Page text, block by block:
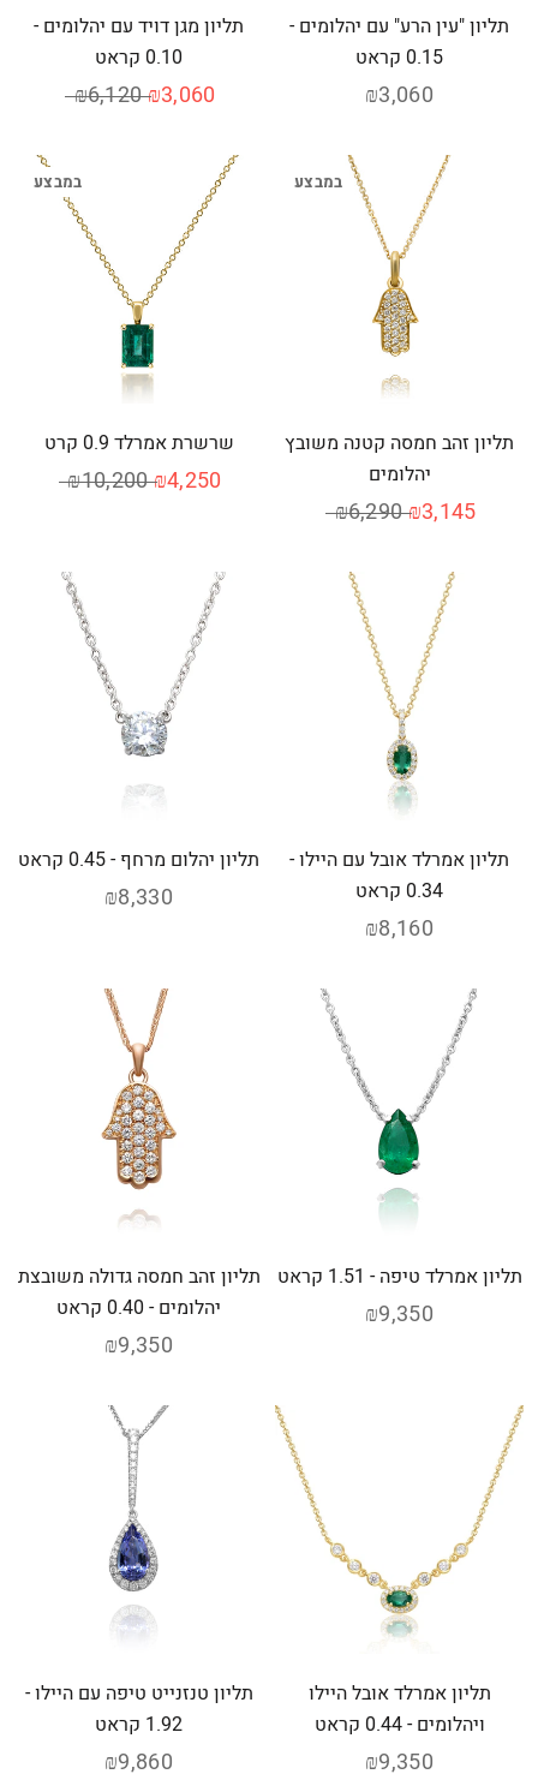
תליון "עין הרע" עם יהלומים -
0.15 קראט
₪3,060
תליון מגן דויד עם יהלומים -
0.10 קראט
₪3,060
₪6,120
במבצע
תליון זהב חמסה קטנה משובץ
יהלומים
₪3,145
₪6,290
במבצע
שרשרת אמרלד 0.9 קרט
₪4,250
₪10,200
תליון אמרלד אובל עם היילו -
0.34 קראט
₪8,160
תליון יהלום מרחף - 0.45 קראט
₪8,330
תליון אמרלד טיפה - 1.51 קראט
₪9,350
תליון זהב חמסה גדולה משובצת
יהלומים - 0.40 קראט
₪9,350
תליון אמרלד אובל היילו
ויהלומים - 0.44 קראט
₪9,350
תליון טנזנייט טיפה עם היילו -
1.92 קראט
₪9,860